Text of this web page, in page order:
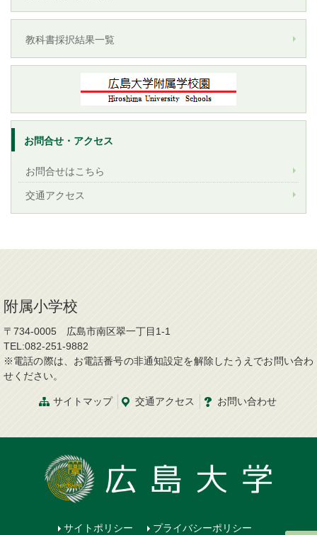
教科書採択結果一覧
お問合せ・アクセス
お問合せはこちら
交通アクセス
附属小学校
〒734-0005 広島市南区翠一丁目1-1
TEL:082-251-9882
※電話の際は、お電話番号の非通知設定を解除したうえでお問い合わ
せください。
サイトマップ 交通アクセス お問い合わせ
サイトポリシー プライバシーポリシー